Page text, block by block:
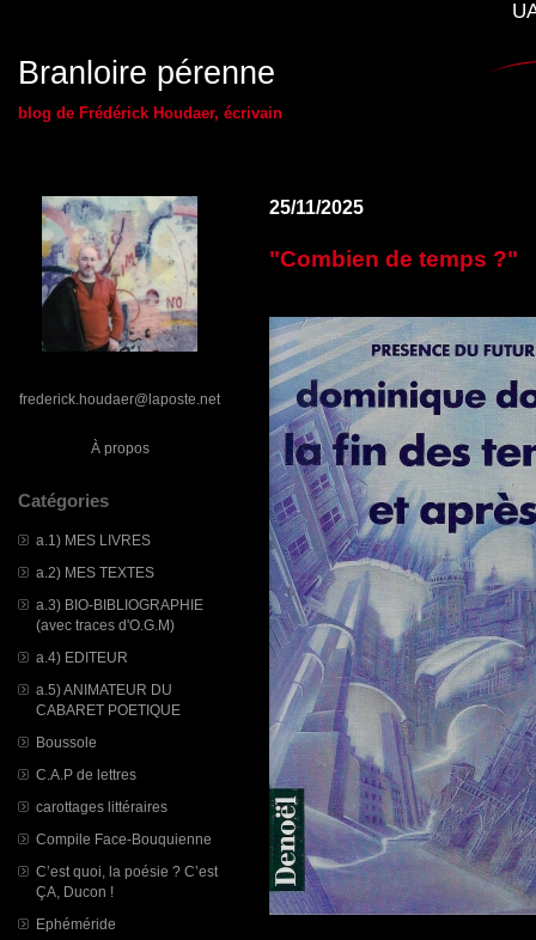
Branloire pérenne
blog de Frédérick Houdaer, écrivain
frederick.houdaer@laposte.net
À propos
Catégories
a.1) MES LIVRES
a.2) MES TEXTES
a.3) BIO-BIBLIOGRAPHIE
(avec traces d'O.G.M)
a.4) EDITEUR
a.5) ANIMATEUR DU
CABARET POETIQUE
Boussole
C.A.P de lettres
carottages littéraires
Compile Face-Bouquienne
C’est quoi, la poésie ? C’est
ÇA, Ducon !
Ephéméride
25/11/2025
"Combien de temps ?"